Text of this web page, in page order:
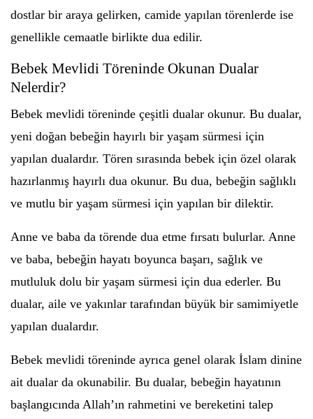
dostlar bir araya gelirken, camide yapılan törenlerde ise
genellikle cemaatle birlikte dua edilir.
Bebek Mevlidi Töreninde Okunan Dualar
Nelerdir?
Bebek mevlidi töreninde çeşitli dualar okunur. Bu dualar,
yeni doğan bebeğin hayırlı bir yaşam sürmesi için
yapılan dualardır. Tören sırasında bebek için özel olarak
hazırlanmış hayırlı dua okunur. Bu dua, bebeğin sağlıklı
ve mutlu bir yaşam sürmesi için yapılan bir dilektir.
Anne ve baba da törende dua etme fırsatı bulurlar. Anne
ve baba, bebeğin hayatı boyunca başarı, sağlık ve
mutluluk dolu bir yaşam sürmesi için dua ederler. Bu
dualar, aile ve yakınlar tarafından büyük bir samimiyetle
yapılan dualardır.
Bebek mevlidi töreninde ayrıca genel olarak İslam dinine
ait dualar da okunabilir. Bu dualar, bebeğin hayatının
başlangıcında Allah’ın rahmetini ve bereketini talep